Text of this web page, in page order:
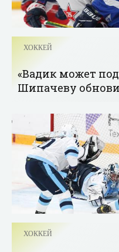
ХОККЕЙ
«Вадик может
Шипачеву
ХОККЕЙ